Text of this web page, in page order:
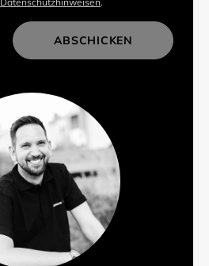
ABSCHICKEN